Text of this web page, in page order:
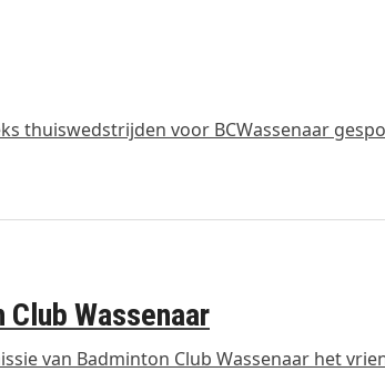
thuiswedstrijden voor BCWassenaar
Wassenaar
van Badminton Club Wassenaar het